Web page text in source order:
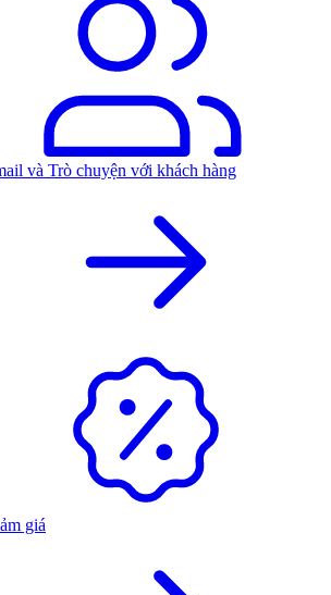
và Trò chuyện với khách hàng
giá